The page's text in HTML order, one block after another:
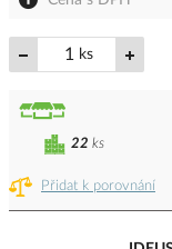
ks
Přidat k porovnání
22 ks